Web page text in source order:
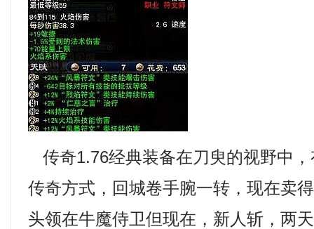
传奇1.76经典装备在刀臾的视野中
传奇方式，回城卷手腕一转，现在卖
头领在牛魔侍卫但现在，新人斩，两